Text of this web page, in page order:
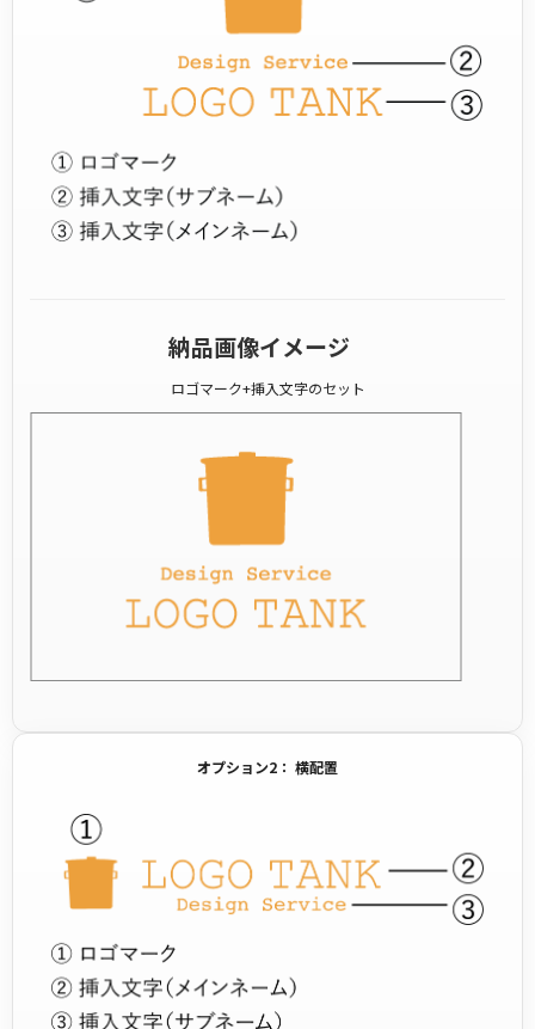
納品画像イメージ
ロゴマーク+挿入文字のセット
オプション2： 横配置